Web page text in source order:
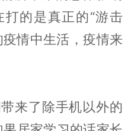
的是真正的“游击
情中生活，疫情来
来了除手机以外的